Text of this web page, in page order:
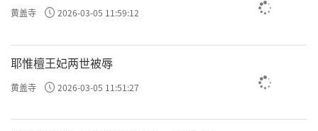
黄盖寺 2026-03-05 11:59:12
耶惟檀王妃两世被辱
黄盖寺 2026-03-05 11:51:27